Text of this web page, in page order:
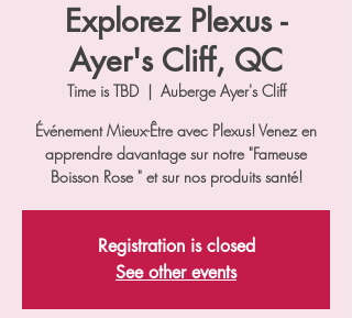
Explorez Plexus -
Ayer's Cliff, QC
Time is TBD
  |
Auberge Ayer's Cliff
Événement Mieux-Être avec Plexus! Venez en
apprendre davantage sur notre "Fameuse
Boisson Rose " et sur nos produits santé!
Registration is closed
See other events